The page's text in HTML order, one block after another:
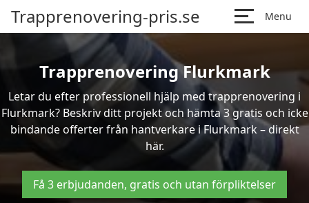
Trapprenovering-pris.se Menu
Trapprenovering Flurkmark
Letar du efter professionell hjälp med trapprenovering i
Flurkmark? Beskriv ditt projekt och hämta 3 gratis och icke
bindande offerter från hantverkare i Flurkmark – direkt
här.
Få 3 erbjudanden, gratis och utan förpliktelser